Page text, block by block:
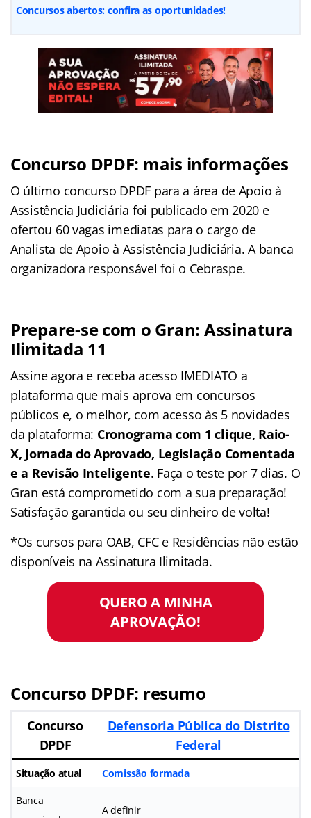
Concursos abertos: confira as oportunidades!
Concurso DPDF: mais informações
O último concurso DPDF para a área de Apoio à
Assistência Judiciária foi publicado em 2020 e
ofertou 60 vagas imediatas para o cargo de
Analista de Apoio à Assistência Judiciária. A banca
organizadora responsável foi o Cebraspe.
Prepare-se com o Gran: Assinatura
Ilimitada 11
Assine agora e receba acesso IMEDIATO a
plataforma que mais aprova em concursos
públicos e, o melhor, com acesso às 5 novidades
da plataforma: Cronograma com 1 clique, Raio-
X, Jornada do Aprovado, Legislação Comentada
e a Revisão Inteligente. Faça o teste por 7 dias. O
Gran está comprometido com a sua preparação!
Satisfação garantida ou seu dinheiro de volta!
*Os cursos para OAB, CFC e Residências não estão
disponíveis na Assinatura Ilimitada.
QUERO A MINHA
APROVAÇÃO!
Concurso DPDF: resumo
Concurso
DPDF
Defensoria Pública do Distrito
Federal
Situação atual Comissão formada
Banca
A definir